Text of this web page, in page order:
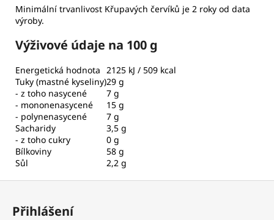
Minimální trvanlivost Křupavých červíků je 2 roky od data
výroby.
Výživové údaje na 100 g
Energetická hodnota
2125 kJ / 509 kcal
Tuky (mastné kyseliny)29 g
- z toho nasycené
7 g
- mononenasycené
15 g
- polynenasycené
7 g
Sacharidy
3,5 g
- z toho cukry
0 g
Bílkoviny
58 g
Sůl
2,2 g
Z
Přihlášení